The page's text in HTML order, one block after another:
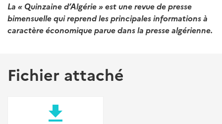
La « Quinzaine d’Algérie » est une revue de presse
bimensuelle qui reprend les principales informations à
caractère économique parue dans la presse algérienne.
Fichier attaché
file_download